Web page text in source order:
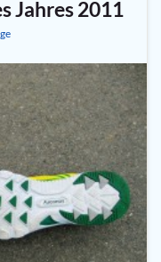
Jahres 2011